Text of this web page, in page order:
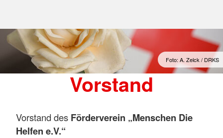
Foto: A. Zelck / DRKS
Vorstand
Vorstand des Förderverein „Menschen Die
Helfen e.V.“